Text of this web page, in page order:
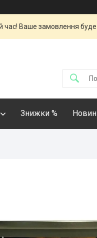
Ваше замовлення
Знижки %